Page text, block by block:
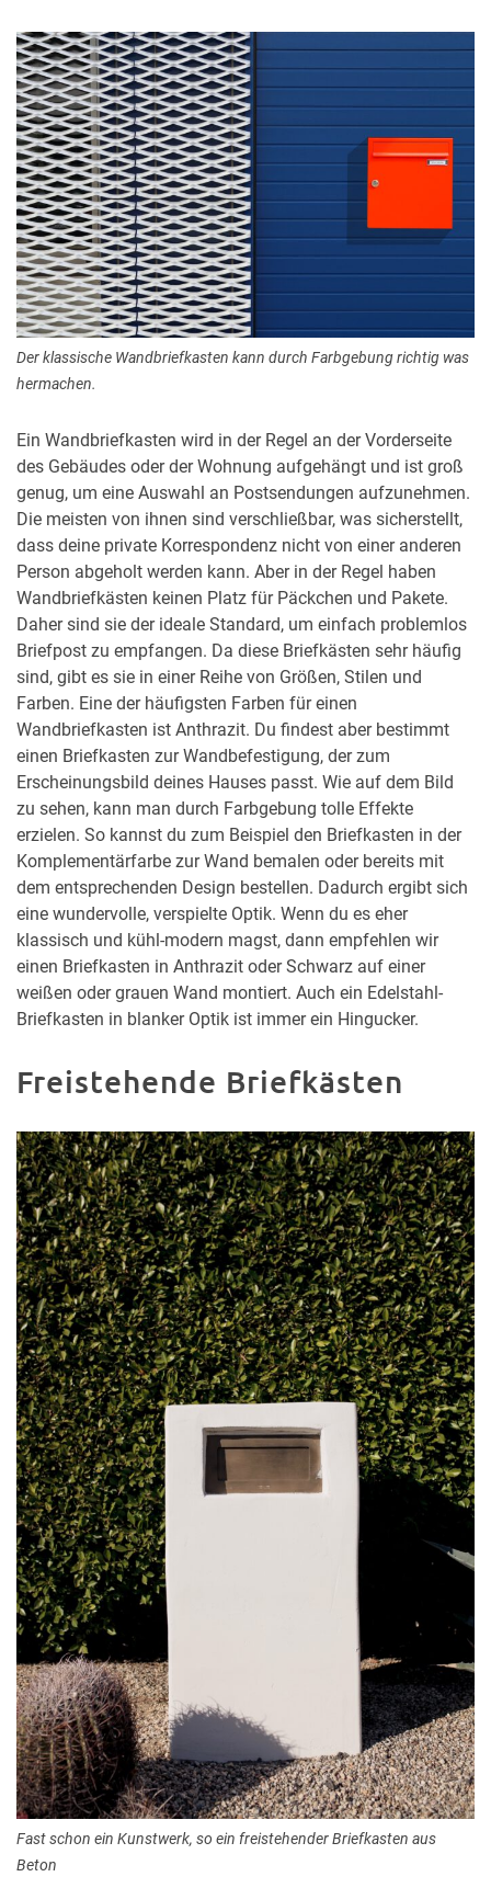
Der klassische Wandbriefkasten kann durch Farbgebung richtig was
hermachen.
Ein Wandbriefkasten wird in der Regel an der Vorderseite
des Gebäudes oder der Wohnung aufgehängt und ist groß
genug, um eine Auswahl an Postsendungen aufzunehmen.
Die meisten von ihnen sind verschließbar, was sicherstellt,
dass deine private Korrespondenz nicht von einer anderen
Person abgeholt werden kann. Aber in der Regel haben
Wandbriefkästen keinen Platz für Päckchen und Pakete.
Daher sind sie der ideale Standard, um einfach problemlos
Briefpost zu empfangen. Da diese Briefkästen sehr häufig
sind, gibt es sie in einer Reihe von Größen, Stilen und
Farben. Eine der häufigsten Farben für einen
Wandbriefkasten ist Anthrazit. Du findest aber bestimmt
einen Briefkasten zur Wandbefestigung, der zum
Erscheinungsbild deines Hauses passt. Wie auf dem Bild
zu sehen, kann man durch Farbgebung tolle Effekte
erzielen. So kannst du zum Beispiel den Briefkasten in der
Komplementärfarbe zur Wand bemalen oder bereits mit
dem entsprechenden Design bestellen. Dadurch ergibt sich
eine wundervolle, verspielte Optik. Wenn du es eher
klassisch und kühl-modern magst, dann empfehlen wir
einen Briefkasten in Anthrazit oder Schwarz auf einer
weißen oder grauen Wand montiert. Auch ein Edelstahl-
Briefkasten in blanker Optik ist immer ein Hingucker.
Freistehende Briefkästen
Fast schon ein Kunstwerk, so ein freistehender Briefkasten aus
Beton